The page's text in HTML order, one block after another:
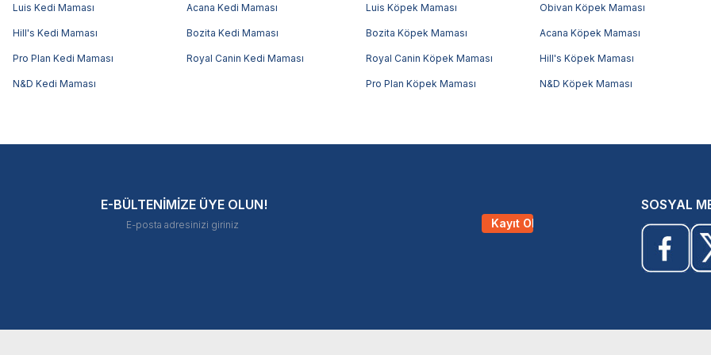
Luis Kedi Maması Acana Kedi Maması
Hill's Kedi Maması Bozita Kedi Maması
Pro Plan Kedi Maması Royal Canin Kedi Maması
N&D Kedi Maması
Luis Köpek Maması Obivan Köpek Maması
Bozita Köpek Maması Acana Köpek Maması
Royal Canin Köpek Maması Hill's Köpek Maması
Pro Plan Köpek Maması N&D Köpek Maması
E-BÜLTENİMİZE ÜYE OLUN!
Kayıt Ol
SOSYAL